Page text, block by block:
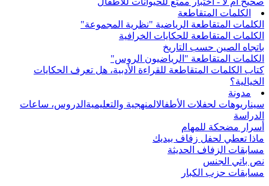
الكلمات المتقاطعة
الكلمات المتقاطعة الرياضية "نظرية المجموعة"
الكلمات المتقاطعة للحكايات الخرافية
باتجاه الصين حسب التاريخ
الكلمات المتقاطعة "الرياضيون الروس"
كتاب الكلمات المتقاطعة للقراءة الأدبية، هل تعرف الحكايات
الخيالية؟
مدونة
سيناريوهات لحفلات الأطفالالمنهجية والتعليمية الدروس، ساعات
الدراسة
أسرار مضحكة للمهام
ماذا تعطي لحفل زفاف بيديك
مسابقات الزفاف الحديثة
نص باتي الجنس
مسابقات حزب الكبار